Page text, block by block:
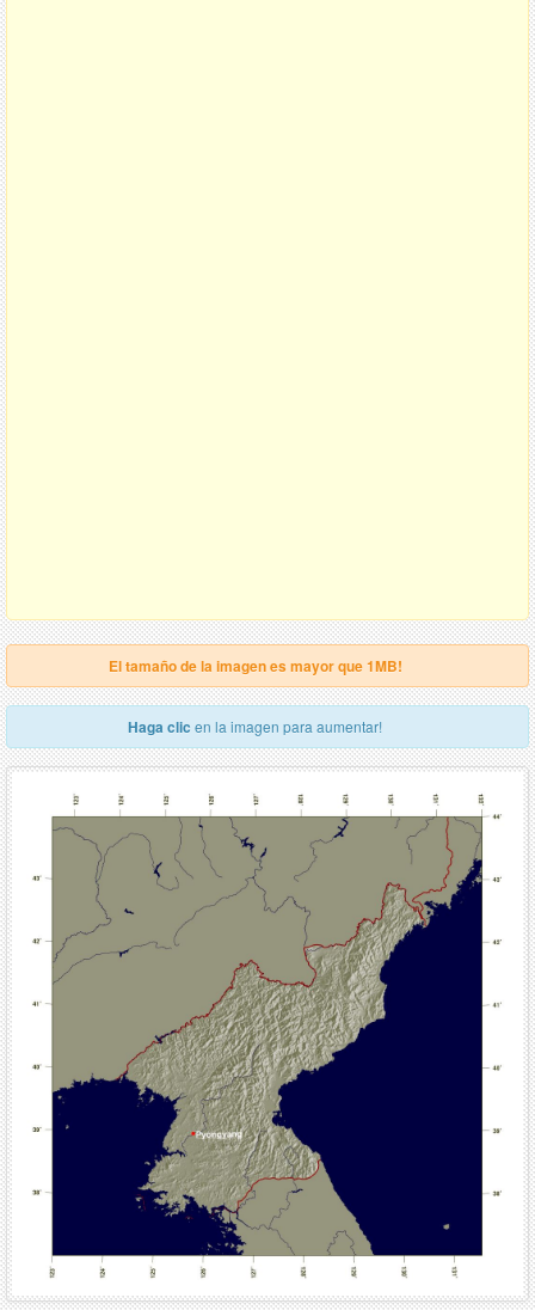
El tamaño de la imagen es mayor que 1MB!
Haga clic en la imagen para aumentar!